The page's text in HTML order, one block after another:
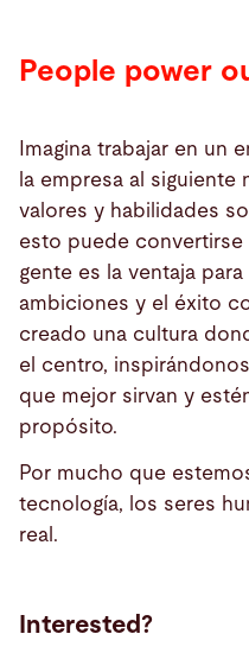
People power
Imagina trabajar en un
la empresa al
valores y habilidades
esto puede convertirse
gente es la ventaja
ambiciones y el éxito
creado una cultura
el centro,
que mejor sirvan y
propósito.
Por mucho que
tecnología, los seres
real.
Interested?